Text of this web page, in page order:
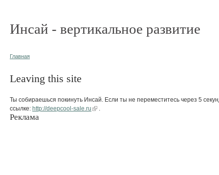
Инсай - вертикальное развитие
Главная
Leaving this site
Ты собираешься покинуть Инсай. Если ты не переместитесь через 5
ссылке: http://deepcool-sale.ru
Реклама